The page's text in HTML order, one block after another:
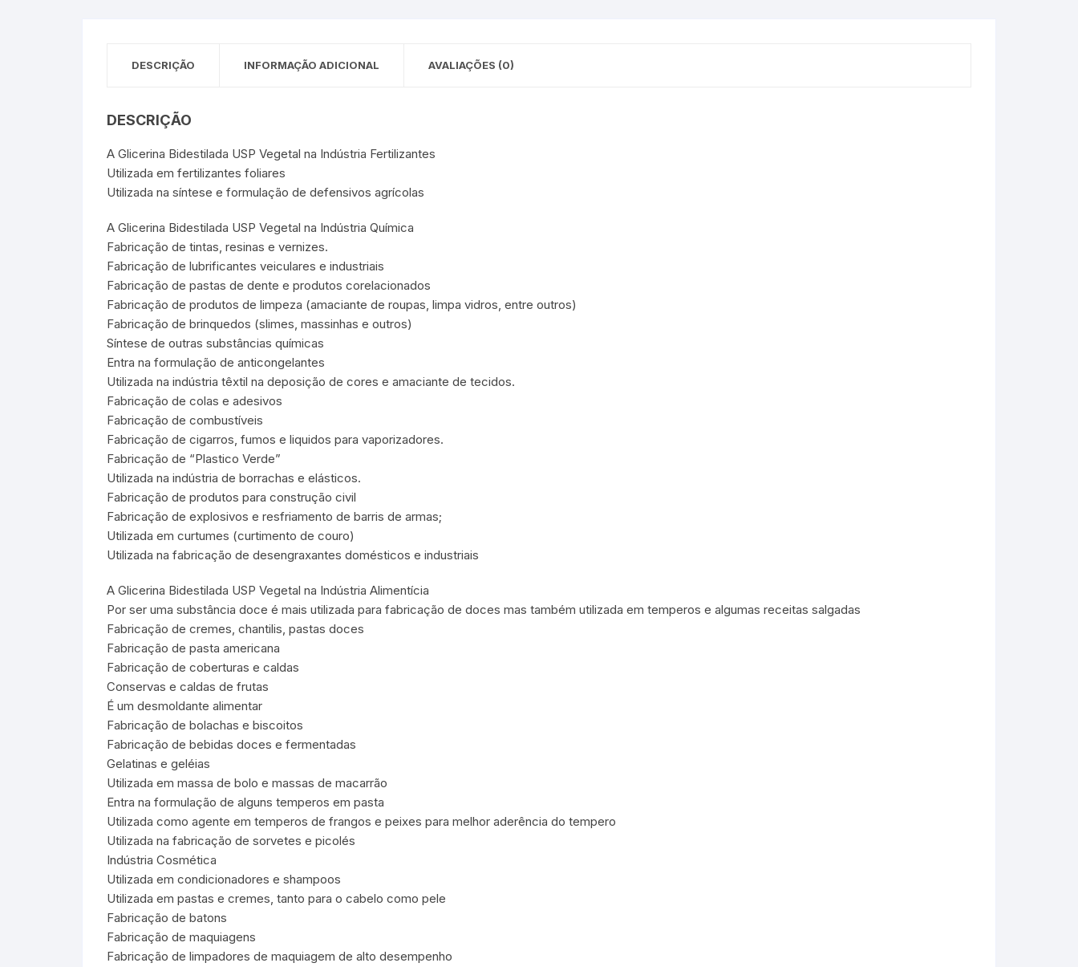
Segurança
Presentes e Embalagens
RemédioDESCRIÇÃO INFORMAÇÃO ADICIONAL AVALIAÇÕES (0)
DESCRIÇÃO
A Glicerina Bidestilada USP Vegetal na Indústria Fertilizantes
Utilizada em fertilizantes foliares
Utilizada na síntese e formulação de defensivos agrícolas
A Glicerina Bidestilada USP Vegetal na Indústria Química
Fabricação de tintas, resinas e vernizes.
Fabricação de lubrificantes veiculares e industriais
Fabricação de pastas de dente e produtos corelacionados
Fabricação de produtos de limpeza (amaciante de roupas, limpa vidros, entre outros)
Fabricação de brinquedos (slimes, massinhas e outros)
Síntese de outras substâncias químicas
Entra na formulação de anticongelantes
Utilizada na indústria têxtil na deposição de cores e amaciante de tecidos.
Fabricação de colas e adesivos
Fabricação de combustíveis
Fabricação de cigarros, fumos e liquidos para vaporizadores.
Fabricação de “Plastico Verde”
Utilizada na indústria de borrachas e elásticos.
Fabricação de produtos para construção civil
Fabricação de explosivos e resfriamento de barris de armas;
Utilizada em curtumes (curtimento de couro)
Utilizada na fabricação de desengraxantes domésticos e industriais
A Glicerina Bidestilada USP Vegetal na Indústria Alimentícia
Por ser uma substância doce é mais utilizada para fabricação de doces mas também utilizada em temperos e algumas receitas salgadas
Fabricação de cremes, chantilis, pastas doces
Fabricação de pasta americana
Fabricação de coberturas e caldas
Conservas e caldas de frutas
É um desmoldante alimentar
Fabricação de bolachas e biscoitos
Fabricação de bebidas doces e fermentadas
Gelatinas e geléias
Utilizada em massa de bolo e massas de macarrão
Entra na formulação de alguns temperos em pasta
Utilizada como agente em temperos de frangos e peixes para melhor aderência do tempero
Utilizada na fabricação de sorvetes e picolés
Indústria Cosmética
Utilizada em condicionadores e shampoos
Utilizada em pastas e cremes, tanto para o cabelo como pele
Fabricação de batons
Fabricação de maquiagens
Fabricação de limpadores de maquiagem de alto desempenho